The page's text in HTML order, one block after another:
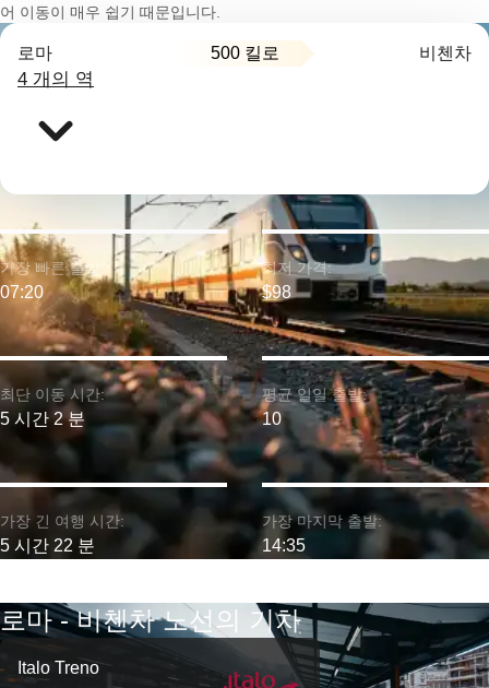
어 이동이 매우 쉽기 때문입니다.
로마 500 킬로 비첸차
4 개의 역
최단 이동 시간:
5 시간 2 분
가장 빠른 출발:
07:20
가장 긴 여행 시간:
5 시간 22 분
최저 가격:
$98
평균 일일 출발:
10
가장 마지막 출발:
14:35
로마 - 비첸차 노선의 기차
Italo Treno